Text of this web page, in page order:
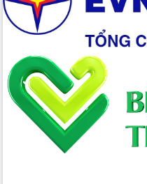
Xây dựng nền hành chính số đồng
hành cùng nông dân dân, doanh nghiệp
Giai đoạn 2026-2030, Đắk Lắk phấn
đấu có 77% xã đạt chuẩn nông thôn
mới
Chuyển đổi số 'mở đường' cho nông
nghiệp Đắk Lắk tăng trưởng bứt phá
Triển khai đồng bộ đo đạc, lập hồ sơ
địa chính, hoàn thiện cơ sở dữ liệu đất